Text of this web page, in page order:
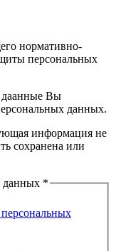
нормативно-
персональных
даанные Вы
данных.
информация не
сохранена или
данных *